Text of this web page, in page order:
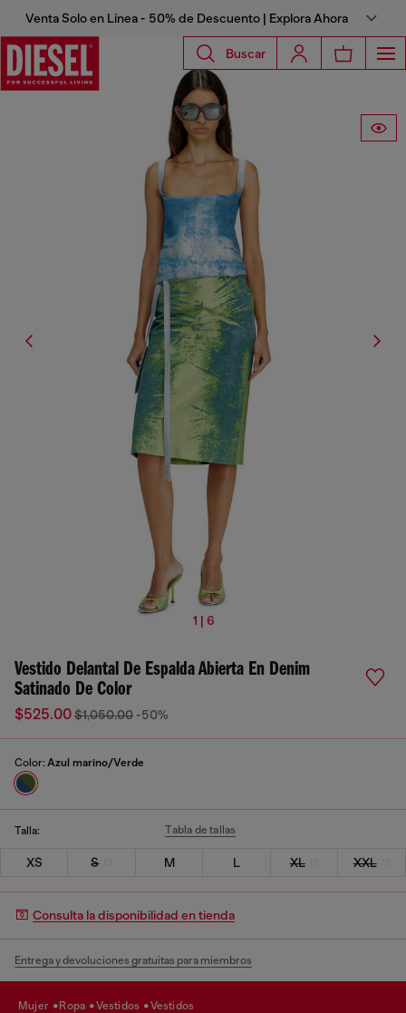
Venta Solo en Línea - 50% de Descuento | Explora Ahora
Buscar
1 | 6
Vestido Delantal De Espalda Abierta En Denim
Satinado De Color
$525.00$1,050.00 -50%
Color: Azul marino/Verde
Talla: Tabla de tallas
XS S M L XL XXL
Consulta la disponibilidad en tienda
Entrega y devoluciones gratuitas para miembros
mujer ropa vestidos vestidos